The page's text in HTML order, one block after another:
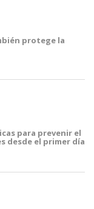
protege la
para prevenir el
desde el primer día